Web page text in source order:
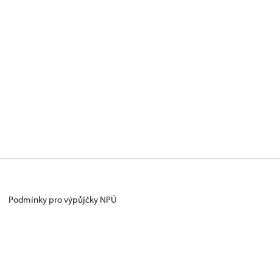
Podmínky pro výpůjčky NPÚ